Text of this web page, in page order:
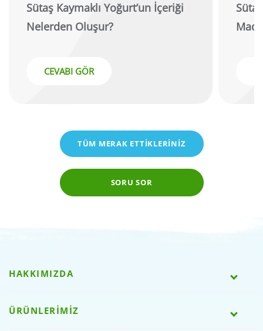
Sütaş Kaymaklı Yoğurt’un İçeriği
Nelerden Oluşur?
CEVABI GÖR
TÜM MERAK ETTİKLERİNİZ
SORU SOR
HAKKIMIZDA
ÜRÜNLERİMİZ